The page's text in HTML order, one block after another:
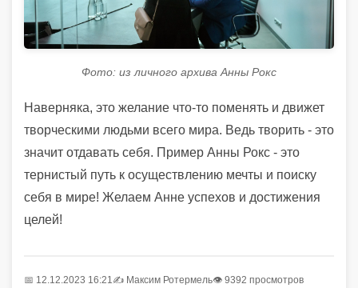
Фото: из личного архива Анны Рокс
Наверняка, это желание что-то поменять и движет
творческими людьми всего мира. Ведь творить - это
значит отдавать себя. Пример Анны Рокс - это
тернистый путь к осуществлению мечты и поиску
себя в мире! Желаем Анне успехов и достижения
целей!
📅 12.12.2023 16:21✍️ Максим Ротермель👁 9392 просмотров